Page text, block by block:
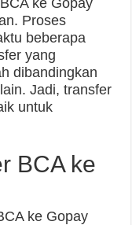
ke Gopay
Proses
beberapa
yang
dibandingkan
Jadi, transfer
untuk
BCA ke
ke Gopay